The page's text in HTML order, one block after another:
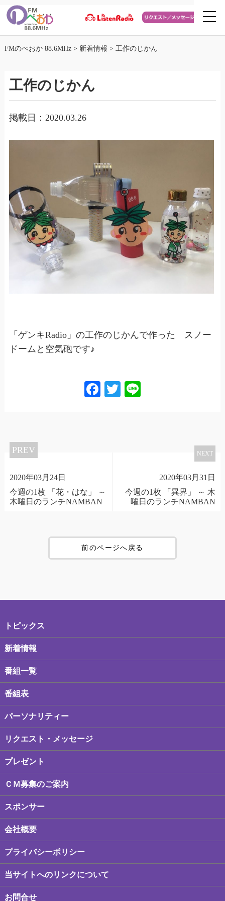
FMのべおか 88.6MHz> 新着情報 > 工作のじかん
工作のじかん
掲載日：2020.03.26
「ゲンキRadio」の工作のじかんで作った スノー
ドームと空気砲です♪
Facebook
Twitter
PREV
2020年03月24日
今週の1枚 「花・はな」 ～
木曜日のランチNAMBAN
NEXT
2020年03月31日
今週の1枚 「異界」 ～ 木
曜日のランチNAMBAN
前のページへ戻る
トピックス
新着情報
番組一覧
番組表
パーソナリティー
リクエスト・メッセージ
プレゼント
ＣＭ募集のご案内
スポンサー
会社概要
プライバシーポリシー
当サイトへのリンクについて
お問合せ